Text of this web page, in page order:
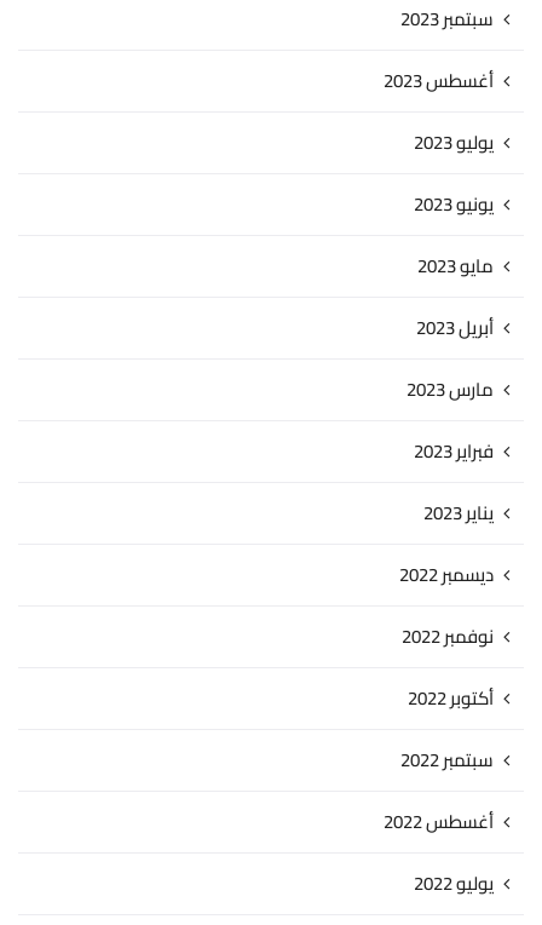
سبتمبر 2023
أغسطس 2023
يوليو 2023
يونيو 2023
مايو 2023
أبريل 2023
مارس 2023
فبراير 2023
يناير 2023
ديسمبر 2022
نوفمبر 2022
أكتوبر 2022
سبتمبر 2022
أغسطس 2022
يوليو 2022